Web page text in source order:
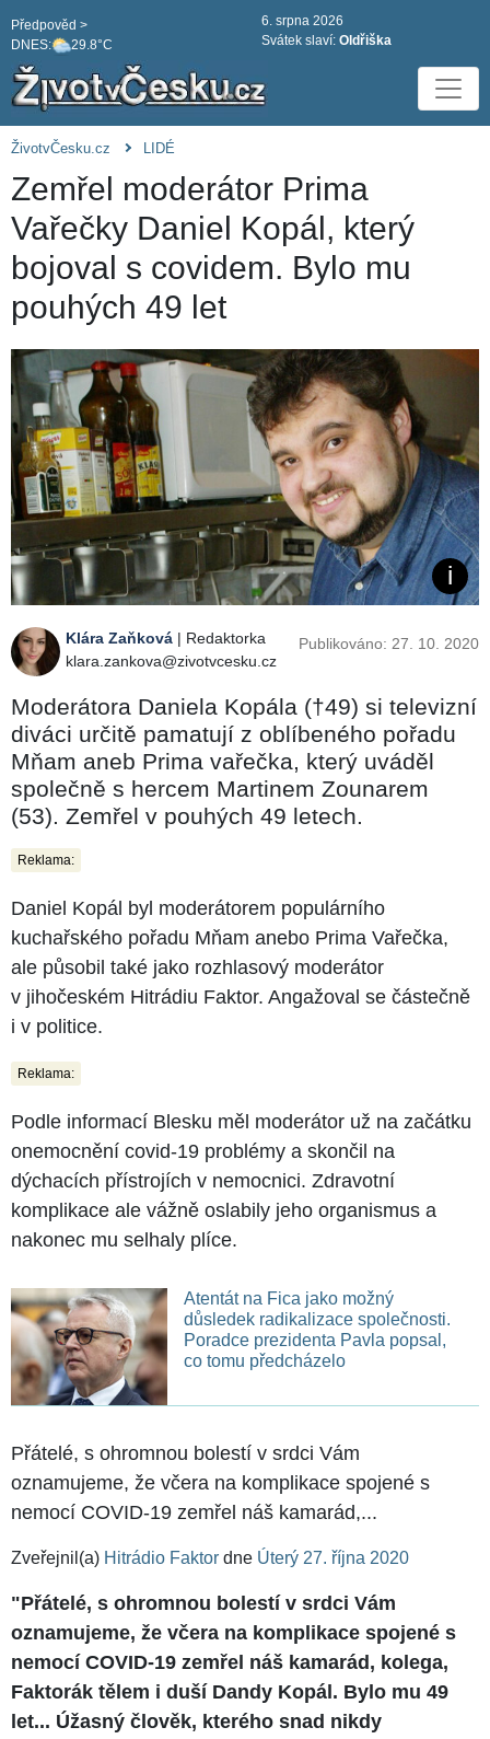
DNES: 29.8°C
Předpověd >
6. srpna 2026
Svátek slaví: Oldřiška
ŽivotvČesku.cz LIDÉ
Zemřel moderátor Prima
Vařečky Daniel Kopál, který
bojoval s covidem. Bylo mu
pouhých 49 let
Klára Zaňková | Redaktorka
klara.zankova@zivotvcesku.cz
Publikováno: 27. 10. 2020
Moderátora Daniela Kopála (†49) si televizní
diváci určitě pamatují z oblíbeného pořadu
Mňam aneb Prima vařečka, který uváděl
společně s hercem Martinem Zounarem
(53). Zemřel v pouhých 49 letech.
Reklama:
Daniel Kopál byl moderátorem populárního
kuchařského pořadu Mňam anebo Prima Vařečka,
ale působil také jako rozhlasový moderátor
v jihočeském Hitrádiu Faktor. Angažoval se částečně
i v politice.
Reklama:
Podle informací Blesku měl moderátor už na začátku
onemocnění covid-19 problémy a skončil na
dýchacích přístrojích v nemocnici. Zdravotní
komplikace ale vážně oslabily jeho organismus a
nakonec mu selhaly plíce.
Atentát na Fica jako možný
důsledek radikalizace společnosti.
Poradce prezidenta Pavla popsal,
co tomu předcházelo
Přátelé, s ohromnou bolestí v srdci Vám
oznamujeme, že včera na komplikace spojené s
nemocí COVID-19 zemřel náš kamarád,...
Zveřejnil(a) Hitrádio Faktor dne Úterý 27. října 2020
"Přátelé, s ohromnou bolestí v srdci Vám
oznamujeme, že včera na komplikace spojené s
nemocí COVID-19 zemřel náš kamarád, kolega,
Faktorák tělem i duší Dandy Kopál. Bylo mu 49
let... Úžasný člověk, kterého snad nikdy